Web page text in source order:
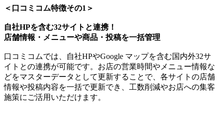
＜口コミコム特徴その1＞
自社HPを含む32サイトと連携！
店舗情報・メニューや商品・投稿を一括管理
口コミコムでは、自社HPやGoogle マップを含む国内外32サ
イトとの連携が可能です。お店の営業時間やメニュー情報な
どをマスターデータとして更新することで、各サイトの店舗
情報や投稿内容を一括で更新でき、工数削減やお店への集客
施策にご活用いただけます。